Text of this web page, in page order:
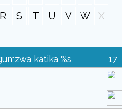
R S T U V W
X
katika %s 17